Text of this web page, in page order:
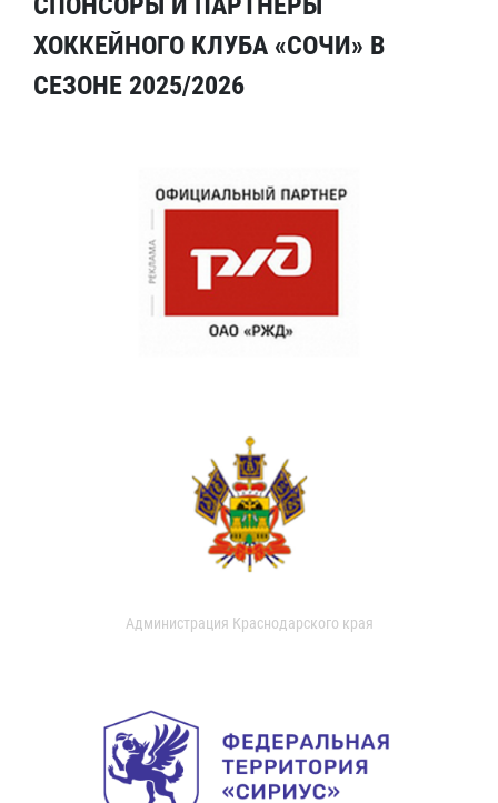
ХОККЕЙНОГО КЛУБА «СОЧИ» В
СЕЗОНЕ 2025/2026
Администрация Краснодарского края